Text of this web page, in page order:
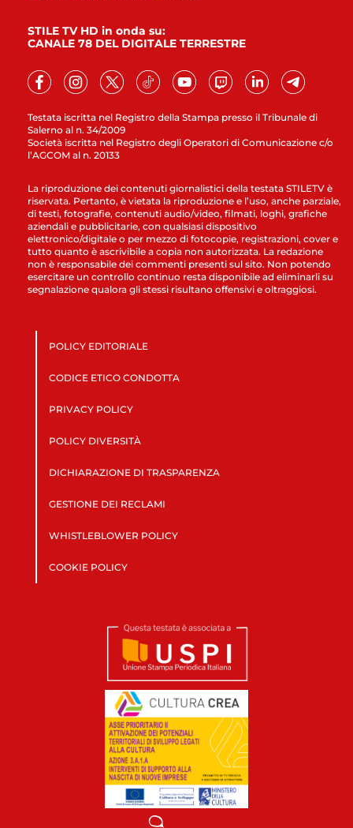
Testata iscritta nel Registro della Stampa presso il Tribunale di
Salerno al n. 34/2009
Società iscritta nel Registro degli Operatori di Comunicazione c/o
l’AGCOM al n. 20133
STILE TV HD in onda su:
CANALE 78 DEL DIGITALE TERRESTRE
La riproduzione dei contenuti giornalistici della testata STILETV è
riservata. Pertanto, è vietata la riproduzione e l’uso, anche parziale,
di testi, fotografie, contenuti audio/video, filmati, loghi, grafiche
aziendali e pubblicitarie, con qualsiasi dispositivo
elettronico/digitale o per mezzo di fotocopie, registrazioni, cover e
tutto quanto è ascrivibile a copia non autorizzata. La redazione
non è responsabile dei commenti presenti sul sito. Non potendo
esercitare un controllo continuo resta disponibile ad eliminarli su
segnalazione qualora gli stessi risultano offensivi e oltraggiosi.
POLICY EDITORIALE
CODICE ETICO CONDOTTA
PRIVACY POLICY
POLICY DIVERSITÀ
DICHIARAZIONE DI TRASPARENZA
GESTIONE DEI RECLAMI
WHISTLEBLOWER POLICY
COOKIE POLICY